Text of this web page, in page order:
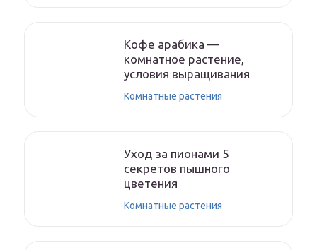
Кофе арабика —
комнатное растение,
условия выращивания
Комнатные растения
Уход за пионами 5
секретов пышного
цветения
Комнатные растения